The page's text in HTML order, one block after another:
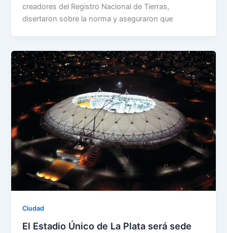
creadores del Registro Nacional de Tierras,
disertaron sobre la norma y aseguraron que
Ciudad
El Estadio Único de La Plata será sede